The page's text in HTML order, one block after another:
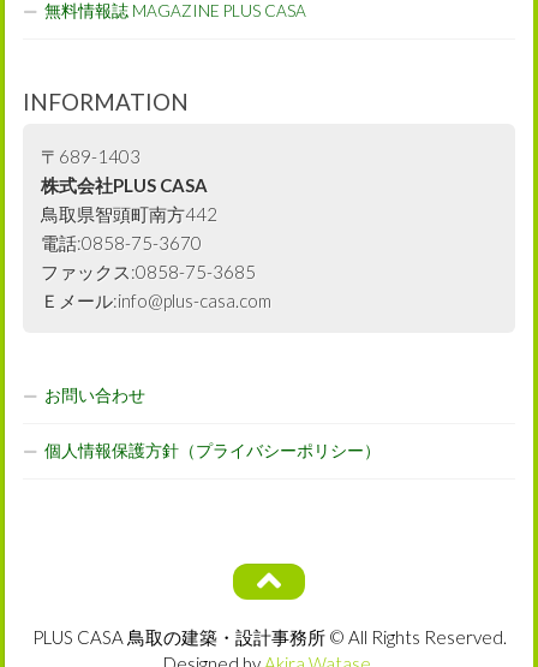
無料情報誌 MAGAZINE PLUS CASA
INFORMATION
〒689-1403
株式会社PLUS CASA
鳥取県智頭町南方442
電話:0858-75-3670
ファックス:0858-75-3685
Ｅメール:info@plus-casa.com
お問い合わせ
個人情報保護方針（プライバシーポリシー）
PLUS CASA 鳥取の建築・設計事務所 © All Rights Reserved.